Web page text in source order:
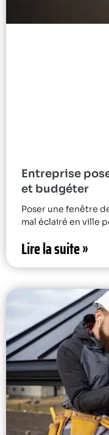
Entreprise
et budgéter
Poser une fenêtre
mal éclairé en ville
Lire la suite »